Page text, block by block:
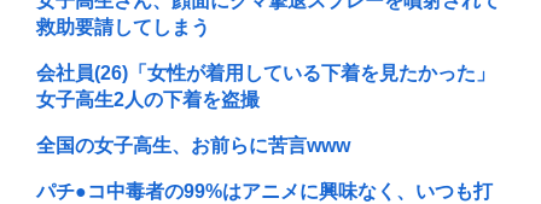
救助要請してしまう
会社員(26)「女性が着用している下着を見たかった」
女子高生2人の下着を盗撮
全国の女子高生、お前らに苦言www
パチ●コ中毒者の99%はアニメに興味なく、いつも打